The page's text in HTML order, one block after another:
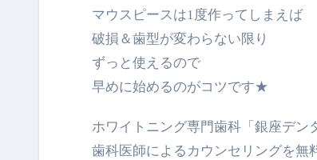
マウスピースは1度作ってしまえば
破損＆歯型が変わらない限り
ずっと使えるので
早めに始めるのがコツです★
ホワイトニング専門歯科「銀座デン
歯科医師によるカウンセリングを無